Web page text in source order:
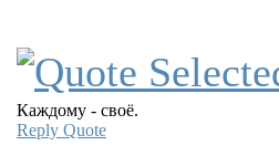
Каждому - своё.
Reply Quote